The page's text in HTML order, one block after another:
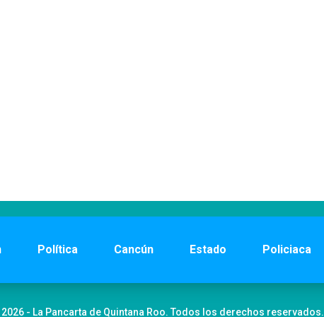
Política Cancún Estado Policiaca
- La Pancarta de Quintana Roo. Todos los derechos reservados.